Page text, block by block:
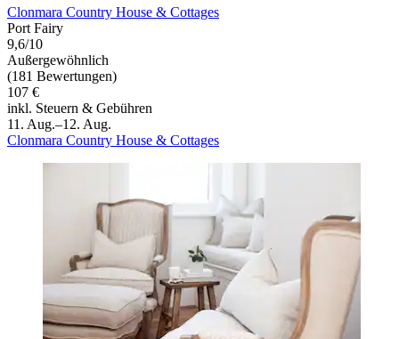
Clonmara Country House & Cottages
Port Fairy
9,6/10
Außergewöhnlich
(181 Bewertungen)
107 €
inkl. Steuern & Gebühren
11. Aug.–12. Aug.
Clonmara Country House & Cottages